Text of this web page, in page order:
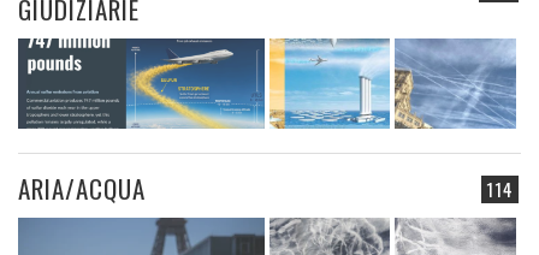
GIUDIZIARIE
114
ARIA/ACQUA